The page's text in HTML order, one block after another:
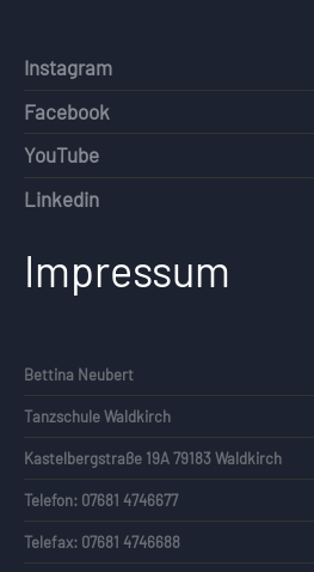
Instagram
Facebook
YouTube
Linkedin
Impressum
Bettina Neubert
Tanzschule Waldkirch
Kastelbergstraße 19A 79183 Waldkirch
Telefon: 07681 4746677
Telefax: 07681 4746688